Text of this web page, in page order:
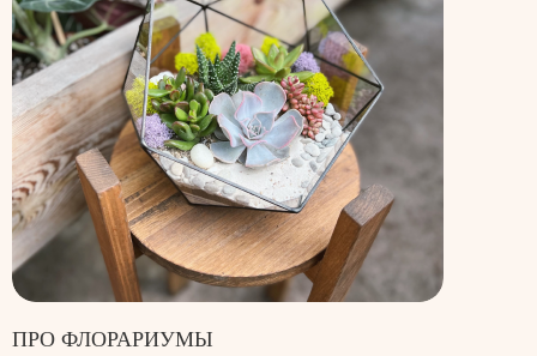
ПРО ФЛОРАРИУМЫ